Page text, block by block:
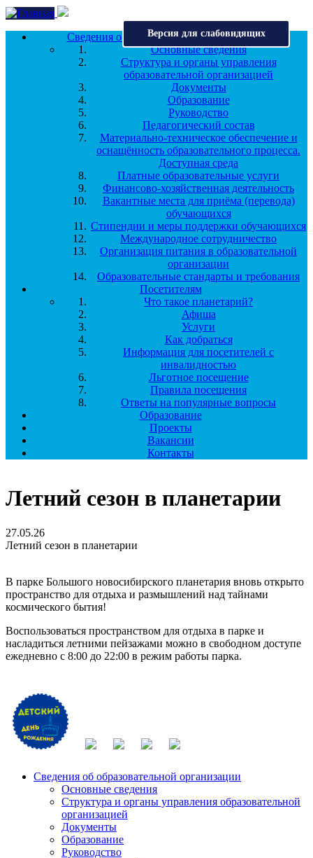
Перейти к основному содержанию
Версия для слабовидящих
Сведения об образовательной организации
Основные сведения
Структура и органы управления
образовательной организацией
Документы
Образование
Руководство
Педагогический состав
Материально-техническое обеспечение и
оснащённость образовательного процесса.
Доступная среда
Платные образовательные услуги
Финансово-хозяйственная деятельность
Вакантные места для приёма (перевода)
обучающихся
Стипендии и меры поддержки обучающихся
Международное сотрудничество
Организация питания в образовательной
организации
Образовательные стандарты и требования
Посетителям
Что такое планетарий?
Афиша
Услуги
Как добраться
Информация для посетителей с
инвалидностью
Льготное посещение
Правила посещения
Ответы на популярные вопросы
Образование
Проекты
Вакансии
Контакты
Летний сезон в планетарии
27.05.26
Летний сезон в планетарии
В парке Большого новосибирского планетария вновь открыто
пространство для отдыха и размышлений над тайнами
космического бытия!
Воспользоваться пространством для отдыха в парке и
насладиться летними пейзажами можно в свободном доступе
ежедневно с 8:00 до 22:00 в режим работы парка.
Сведения об образовательной организации
Основные сведения
Структура и органы управления образовательной
организацией
Документы
Образование
Руководство